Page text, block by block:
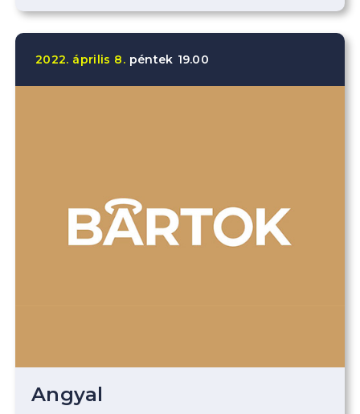
2022. április 8. péntek 19.00
Angyal